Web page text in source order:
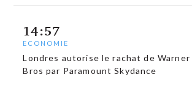
14:57
ECONOMIE
Londres autorise le rachat de Warner
Bros par Paramount Skydance